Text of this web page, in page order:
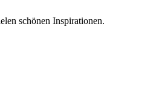
schönen Inspirationen.